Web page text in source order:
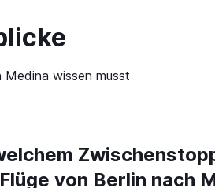
Medina wissen musst
von Berlin nach